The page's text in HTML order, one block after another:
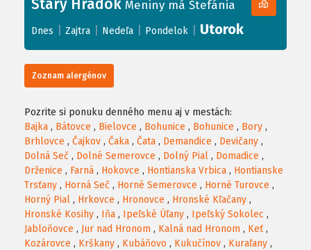
+
−
Starý Hrádok Meniny má Štefánia
Dnes Zajtra Nedeľa Pondelok Utorok
Zoznam alergénov
Pozrite si ponuku denného menu aj v mestách:
Bajka , Bátovce , Bielovce , Bohunice , Bohunice , Bory ,
Brhlovce , Čajkov , Čaka , Čata , Demandice , Devičany ,
Dolná Seč , Dolné Semerovce , Dolný Pial , Domadice ,
Drženice , Farná , Hokovce , Hontianska Vrbica , Hontianske
Trsťany , Horná Seč , Horné Semerovce , Horné Turovce ,
Horný Pial , Hrkovce , Hronovce , Hronské Kľačany ,
Hronské Kosihy , Iňa , Ipeľské Úľany , Ipeľský Sokolec ,
Jabloňovce , Jur nad Hronom , Kalná nad Hronom , Keť ,
Kozárovce , Krškany , Kubáňovo , Kukučínov , Kuraľany ,